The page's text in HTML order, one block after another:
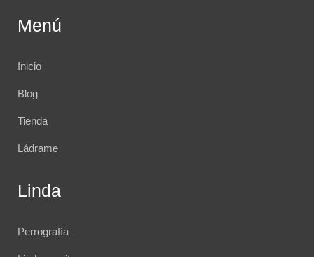
Menú
Inicio
Blog
Tienda
Ládrame
Linda
Perrografía